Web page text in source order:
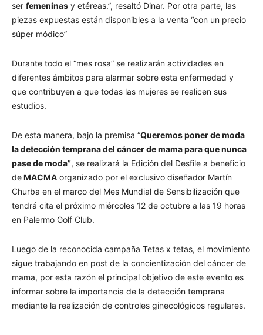
ser femeninas y etéreas.”, resaltó Dinar. Por otra parte, las
piezas expuestas están disponibles a la venta “con un precio
súper módico”
Durante todo el “mes rosa” se realizarán actividades en
diferentes ámbitos para alarmar sobre esta enfermedad y
que contribuyen a que todas las mujeres se realicen sus
estudios.
De esta manera, bajo la premisa “Queremos poner de moda
la detección temprana del cáncer de mama para que nunca
pase de moda”, se realizará la Edición del Desfile a beneficio
deMACMA organizado por el exclusivo diseñador Martín
Churba en el marco del Mes Mundial de Sensibilización que
tendrá cita el próximo miércoles 12 de octubre a las 19 horas
en Palermo Golf Club.
Luego de la reconocida campaña Tetas x tetas, el movimiento
sigue trabajando en post de la concientización del cáncer de
mama, por esta razón el principal objetivo de este evento es
informar sobre la importancia de la detección temprana
mediante la realización de controles ginecológicos regulares.